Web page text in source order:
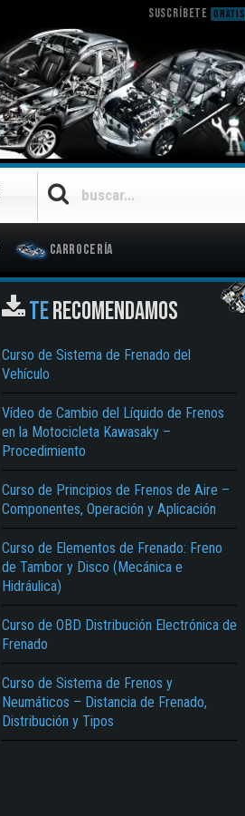
SUSCRÍBETE GRATIS
Carrocería
TERECOMENDAMOS
Curso de Sistema de Frenado del
Vehículo
Vídeo de Cambio del Líquido de Frenos
en la Motocicleta Kawasaky –
Procedimiento
Curso de Principios de Frenos de Aire –
Componentes, Operación y Aplicación
Curso de Elementos de Frenado: Freno
de Tambor y Disco (Mecánica e
Hidráulica)
Curso de OBD Distribución Electrónica de
Frenado
Curso de Sistema de Frenos y
Neumáticos – Distancia de Frenado,
Distribución y Tipos